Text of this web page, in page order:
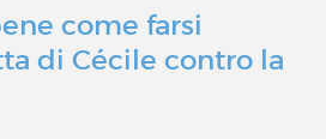
come farsi
di Cécile contro la